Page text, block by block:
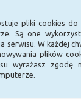
pliki cookies
Są one
serwisu. W każdej
plików
wyrażasz zgodę